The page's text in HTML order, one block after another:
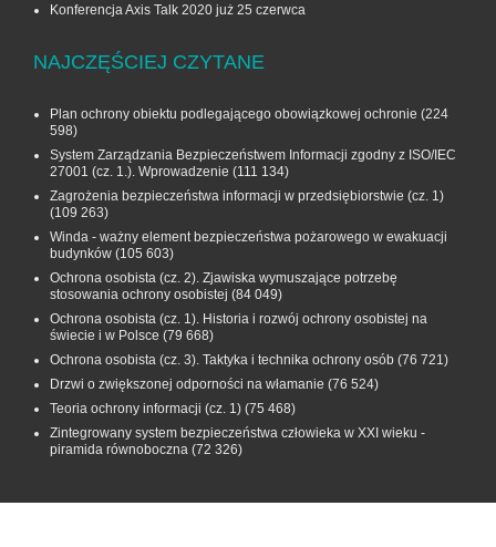
Konferencja Axis Talk 2020 już 25 czerwca
NAJCZĘŚCIEJ CZYTANE
Plan ochrony obiektu podlegającego obowiązkowej ochronie (224
598)
System Zarządzania Bezpieczeństwem Informacji zgodny z ISO/IEC
27001 (cz. 1.). Wprowadzenie (111 134)
Zagrożenia bezpieczeństwa informacji w przedsiębiorstwie (cz. 1)
(109 263)
Winda - ważny element bezpieczeństwa pożarowego w ewakuacji
budynków (105 603)
Ochrona osobista (cz. 2). Zjawiska wymuszające potrzebę
stosowania ochrony osobistej (84 049)
Ochrona osobista (cz. 1). Historia i rozwój ochrony osobistej na
świecie i w Polsce (79 668)
Ochrona osobista (cz. 3). Taktyka i technika ochrony osób (76 721)
Drzwi o zwiększonej odporności na włamanie (76 524)
Teoria ochrony informacji (cz. 1) (75 468)
Zintegrowany system bezpieczeństwa człowieka w XXI wieku -
piramida równoboczna (72 326)